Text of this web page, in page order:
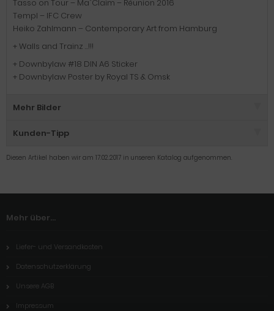
Tasso on Tour – Ma´Claim – Réunion 2016
Templ – IFC Crew
Heiko Zahlmann – Contemporary Art from Hamburg
+ Walls and Trainz …!!!
+ Downbylaw #18 DIN A6 Sticker
+ Downbylaw Poster by Royal TS & Omsk
Mehr Bilder
Kunden-Tipp
Diesen Artikel haben wir am 17.02.2017 in unseren Katalog aufgenommen.
Mehr über...
Liefer- und Versandkosten
Datenschutzerklärung
Unsere AGB
Impressum